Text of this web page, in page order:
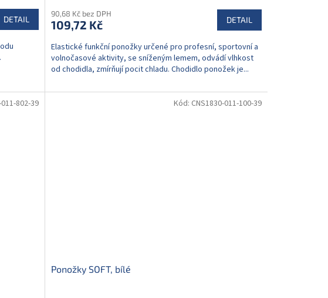
DETAIL
90,68 Kč bez DPH
109,72 Kč DETAIL
Elastické funkční ponožky určené pro profesní, sportovní a
volnočasové aktivity, se sníženým lemem, odvádí vlhkost
od chodidla, zmírňují pocit chladu. Chodidlo ponožek je...
802-39
Ponožky SOFT, bílé
Kód: CNS1830-011-100-39